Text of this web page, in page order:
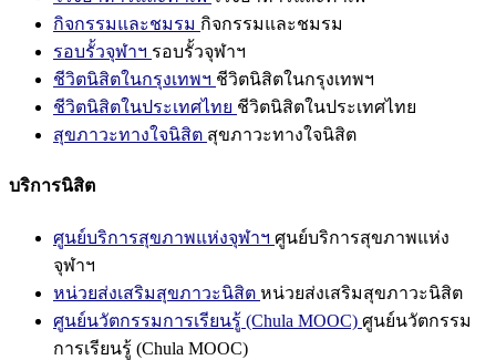
กิจกรรมและชมรม กิจกรรมและชมรม
รอบรั้วจุฬาฯ รอบรั้วจุฬาฯ
ชีวิตนิสิตในกรุงเทพฯ ชีวิตนิสิตในกรุงเทพฯ
ชีวิตนิสิตในประเทศไทย ชีวิตนิสิตในประเทศไทย
สุขภาวะทางใจนิสิต สุขภาวะทางใจนิสิต
บริการนิสิต
ศูนย์บริการสุขภาพแห่งจุฬาฯ ศูนย์บริการสุขภาพแห่ง
จุฬาฯ
หน่วยส่งเสริมสุขภาวะนิสิต หน่วยส่งเสริมสุขภาวะนิสิต
ศูนย์นวัตกรรมการเรียนรู้ (Chula MOOC) ศูนย์นวัตกรรม
การเรียนรู้ (Chula MOOC)